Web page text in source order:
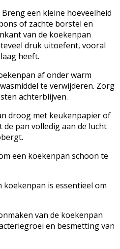
een kleine hoeveelheid
of zachte borstel en
van de koekenpan
druk uitoefent, vooral
heeft.
af onder warm
te verwijderen. Zorg
achterblijven.
droog met keukenpapier of
de pan volledig aan de lucht
een koekenpan schoon te
koekenpan is essentieel om
van de koekenpan
en besmetting van